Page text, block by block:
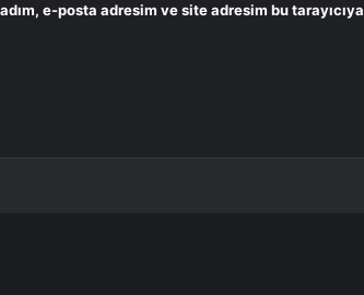
e-posta adresim ve site adresim bu tarayıcıya